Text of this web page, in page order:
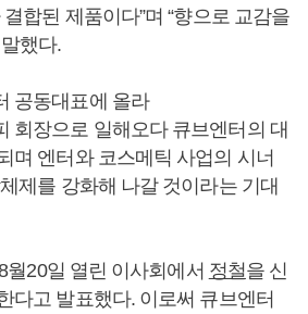
합된 제품이다”며 “향으로 교감을
했다.
공동대표에 올라
회장으로 일해오다 큐브엔터의 대
며 엔터와 코스메틱 사업의 시너
제를 강화해 나갈 것이라는 기대
월20일 열린 이사회에서 정철을 신
다고 발표했다. 이로써 큐브엔터